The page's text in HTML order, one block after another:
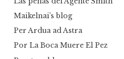
Maikelnai’s blog
Per Ardua ad Astra
Por La Boca Muere El Pez